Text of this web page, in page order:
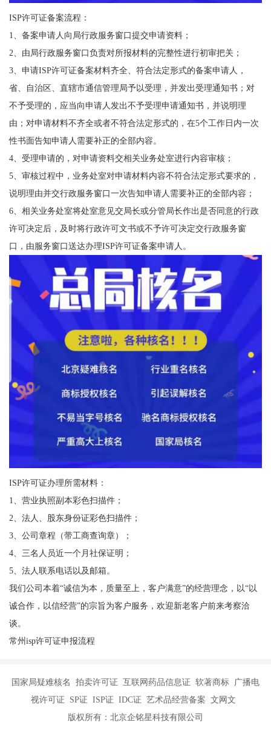
ISP许可证备案流程：
1、备案申请人向局行政服务窗口提交申请资料；
2、由局行政服务窗口负责对所报材料的完整性进行初审把关；
3、申请ISP许可证备案材料齐全、符合法定形式的备案申请人，
省、自治区、直辖市通信管理局予以受理，并发出受理通知书；对
不予受理的，应当向申请人发出不予受理申请通知书，并说明理
由；对申请材料不齐全或者不符合法定形式的，在5个工作日内一次
性书面告知申请人需要补正的全部内容。
4、受理申请的，对申请资料交相关业务处室进行内容审核；
5、审核过程中，业务处室对申请材料内容不符合法定形式要求的，
说明理由并交行政服务窗口一次告知申请人需要补正的全部内容；
6、相关业务处室将处室意见交局长或分管局长作出是否同意的行政
许可决定后，及时将行政许可文书或不予许可决定交行政服务窗
口，由服务窗口送达办理ISP许可证备案申请人。
ISP许可证办理所需材料：
1、营业执照副本彩色扫描件；
2、法人、股东身份证彩色扫描件；
3、公司章程（带工商查询章）；
4、三名人员近一个月社保证明；
5、法人联系电话以及邮箱。
我们公司本着“诚信为本，质量至上，客户满意”的经营理念，以“以
诚合作，以信经营”的宗旨为客户服务，欢迎新老客户前来考察洽
谈。
常州isp许可证申报流程
国家局疑难核名 拍卖许可证 互联网药品信息证 软著商标 广播电
视许可证 SP证 ISP证 IDC证 艺术品经营备案 文网文
版权所有：北京企铭星科技有限公司